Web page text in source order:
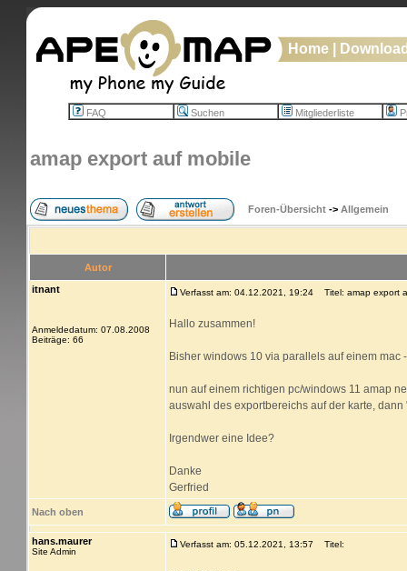
Home
FAQ Suchen Mitgliederliste
amap export auf mobile
Foren-Übersicht -> Allgemein
Autor
itnant
Anmeldedatum: 07.08.2008
Beiträge: 66
Verfasst am: 04.12.2021, 19:24 Titel: amap export
Hallo zusammen!
Bisher windows 10 via parallels auf einem
nun auf einem richtigen pc/windows 11 amap
auswahl des exportbereichs auf der karte,
Irgendwer eine Idee?
Danke
Gerfried
Nach oben
hans.maurer
Site Admin
Verfasst am: 05.12.2021, 13:57 Titel: